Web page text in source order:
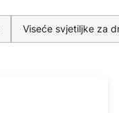
Viseće svjetiljke za